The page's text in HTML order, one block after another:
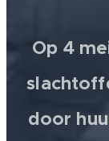
Op 4
door